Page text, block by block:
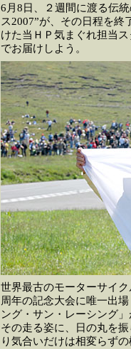
6月8日、２週間に渡る伝
ス2007”が、その日程を
けた当ＨＰ気まぐれ担当
でお届けしよう。
世界最古のモーターサイ
周年の記念大会に唯一出
ング・サン・レーシング
その走る姿に、日の丸を
り気合いだけは相変らず